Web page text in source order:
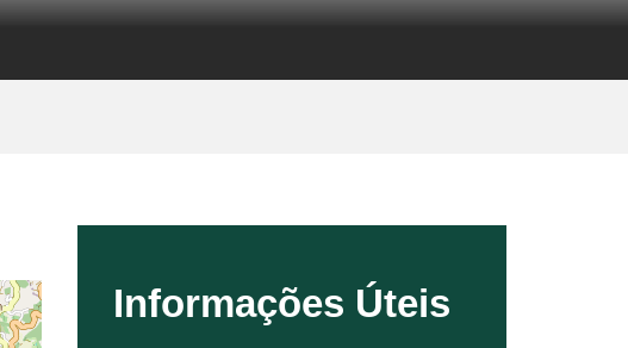
Informações Úteis